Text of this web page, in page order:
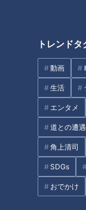
トレンドタ
動画
生活
エンタメ
道との遭遇
角上清司
SDGs
おでかけ
督をつとめ、リー
ったからだ。そん
ズ。名古屋財界
った。その水原
そして島谷金二ら
与那嶺の執